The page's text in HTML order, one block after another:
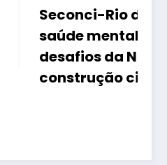
debate
e os novos
NR-1 na
civil